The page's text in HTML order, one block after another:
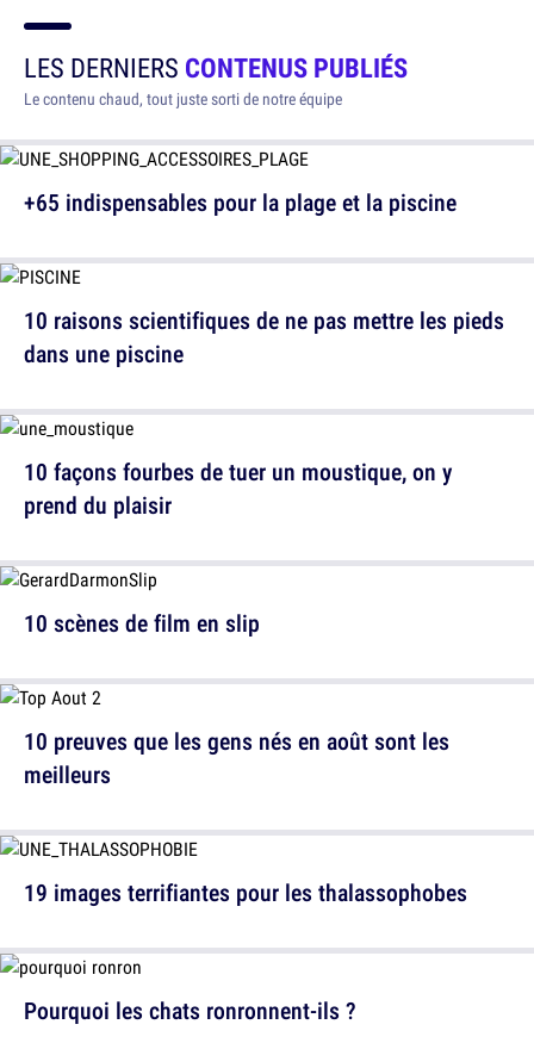
LES DERNIERS CONTENUS PUBLIÉS
Le contenu chaud, tout juste sorti de notre équipe
+65 indispensables pour la plage et la piscine
10 façons fourbes de tuer un moustique, on y
prend du plaisir
10 preuves que les gens nés en août sont les
meilleurs
Pourquoi les chats ronronnent-ils ?
10 raisons scientifiques de ne pas mettre les pieds
dans une piscine
10 scènes de film en slip
19 images terrifiantes pour les thalassophobes